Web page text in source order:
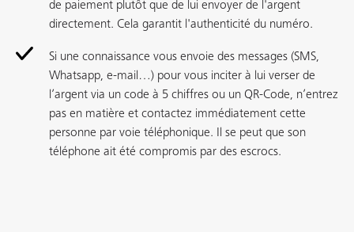
de paiement plutôt que de lui envoyer de l'argent
directement. Cela garantit l'authenticité du numéro.
Si une connaissance vous envoie des messages (SMS,
Whatsapp, e-mail…) pour vous inciter à lui verser de
l’argent via un code à 5 chiffres ou un QR-Code, n’entrez
pas en matière et contactez immédiatement cette
personne par voie téléphonique. Il se peut que son
téléphone ait été compromis par des escrocs.